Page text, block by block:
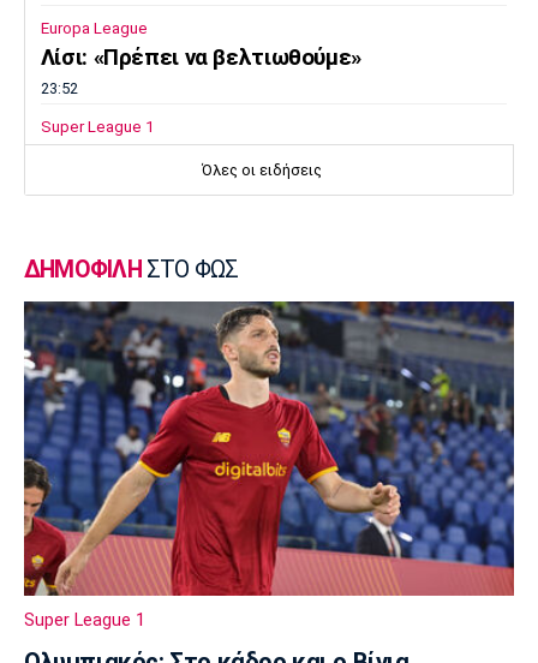
Europa League
Λίσι: «Πρέπει να βελτιωθούμε»
23:52
Super League 1
Επιστρέφει αύριο στη Θεσσαλονίκη ο
Επίσημα στον Άρη ο Άνταμ Μοκόκα
23:35
Europa League
Μπρούνο: «Δουλέψαμε καλά στην άμυνα»
23:32
Ποδόσφαιρο - Διεθνή
Κακή εβδομάδα για τη βαθμολογία της UEFA
23:23
Γ Εθνική
Αστέρας Βάρης: Νέες προσθήκες στο
ρόστερ
Όλες οι ειδήσεις
ΔΗΜΟΦΙΛΗ ΣΤΟ ΦΩΣ
Super League 1